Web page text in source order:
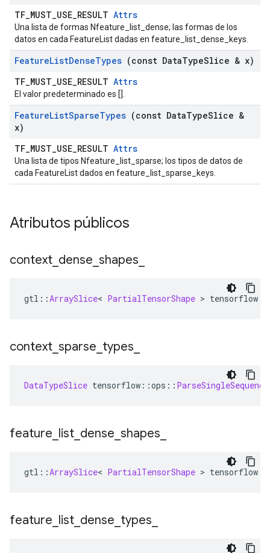
TF_MUST_USE_RESULT Attrs
Una lista de formas Nfeature_list_dense; las formas de los
datos en cada FeatureList dadas en feature_list_dense_keys.
FeatureListDenseTypes (const DataTypeSlice & x)
TF_MUST_USE_RESULT Attrs
El valor predeterminado es [].
FeatureListSparseTypes (const DataTypeSlice &
x)
TF_MUST_USE_RESULT Attrs
Una lista de tipos Nfeature_list_sparse; los tipos de datos de
cada FeatureList dados en feature_list_sparse_keys.
Atributos públicos
context dense shapes
gtl ::ArraySlice< PartialTensorShape > tensorflow
context sparse types
DataTypeSlice tensorflow ::ops ::
feature list dense shapes
gtl ::ArraySlice< PartialTensorShape > tensorflow
feature list dense types